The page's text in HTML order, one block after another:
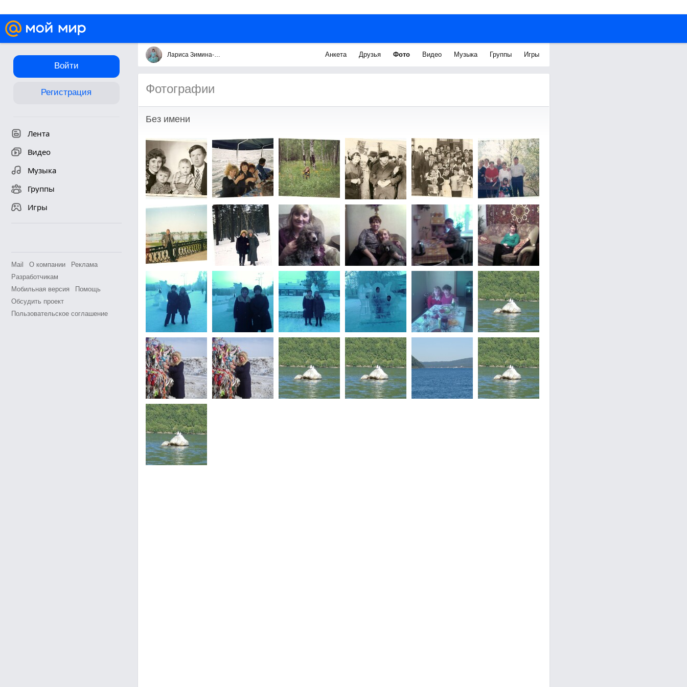
Войти
Регистрация
Лента
Видео
Музыка
Группы
Игры
Mail О компании
Реклама
Разработчикам
Мобильная версия
Помощь
Обсудить проект
Пользовательское соглашение
Лариса Зимина-Язынина Анкета Друзья Фото Видео Музыка Группы Игры
Фотографии
Без имени